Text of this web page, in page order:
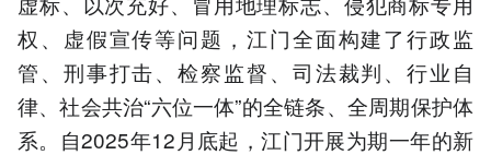
权、虚假宣传等问题，江门全面构建了行政监
管、刑事打击、检察监督、司法裁判、行业自
律、社会共治“六位一体”的全链条、全周期保护体
系。自2025年12月底起，江门开展为期一年的新